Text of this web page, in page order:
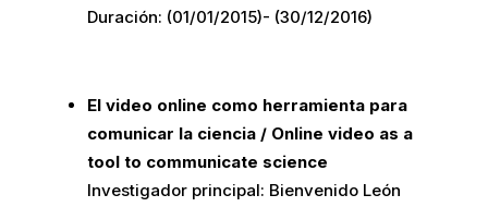
Duración: (01/01/2015)- (30/12/2016)
El video online como herramienta para
comunicar la ciencia / Online video as a
tool to communicate science
Investigador principal: Bienvenido León